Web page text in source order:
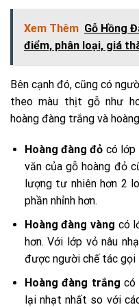
Xem Thêm Gỗ Hồng
điểm, phân loại, giá
Bên cạnh đó, cũng có
theo màu thịt gỗ như
hoàng đàng trắng và
Hoàng đàng đỏ có lớp
văn của gỗ hoàng đỏ
lượng tư nhiên hơn 2
phần nhỉnh hơn.
Hoàng đàng vàng có
hơn. Với lớp vỏ nâu
được người chế tác gọi
Hoàng đàng trắng có
lại nhạt nhất so với